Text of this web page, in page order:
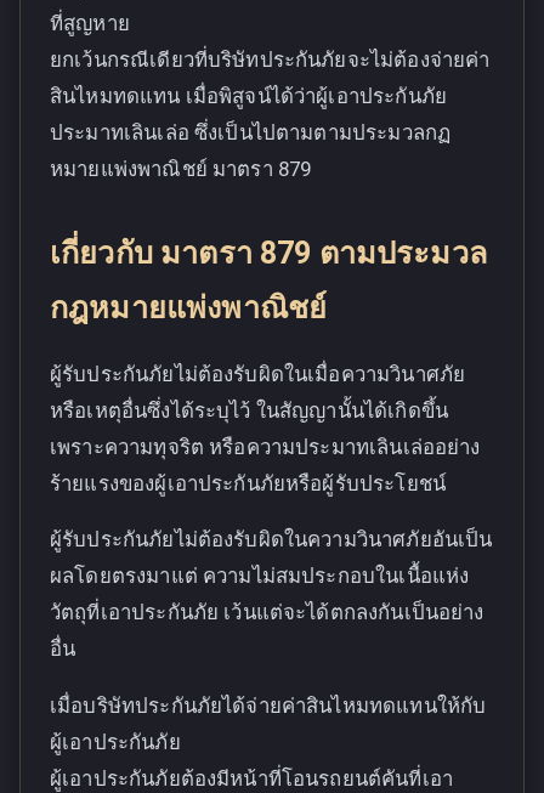
ที่สูญหาย
ยกเว้นกรณีเดียวที่บริษัทประกันภัยจะไม่ต้องจ่ายค่า
สินไหมทดแทน เมื่อพิสูจน์ได้ว่าผู้เอาประกันภัย
ประมาทเลินเล่อ ซึ่งเป็นไปตามตามประมวลกฏ
หมายแพ่งพาณิชย์ มาตรา 879
เกี่ยวกับ มาตรา 879 ตามประมวล
กฎหมายแพ่งพาณิชย์
ผู้รับประกันภัยไม่ต้องรับผิดในเมื่อความวินาศภัย
หรือเหตุอื่นซึ่งได้ระบุไว้ ในสัญญานั้นได้เกิดขึ้น
เพราะความทุจริต หรือความประมาทเลินเล่ออย่าง
ร้ายแรงของผู้เอาประกันภัยหรือผู้รับประโยชน์
ผู้รับประกันภัยไม่ต้องรับผิดในความวินาศภัยอันเป็น
ผลโดยตรงมาแต่ ความไม่สมประกอบในเนื้อแห่ง
วัตถุที่เอาประกันภัย เว้นแต่จะได้ตกลงกันเป็นอย่าง
อื่น
เมื่อบริษัทประกันภัยได้จ่ายค่าสินไหมทดแทนให้กับ
ผู้เอาประกันภัย
ผู้เอาประกันภัยต้องมีหน้าที่โอนรถยนต์คันที่เอา